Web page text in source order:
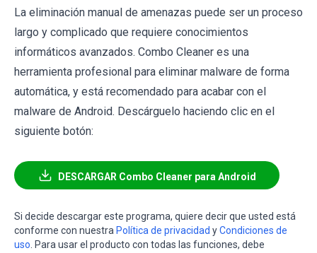
La eliminación manual de amenazas puede ser un proceso
largo y complicado que requiere conocimientos
informáticos avanzados. Combo Cleaner es una
herramienta profesional para eliminar malware de forma
automática, y está recomendado para acabar con el
malware de Android. Descárguelo haciendo clic en el
siguiente botón:
DESCARGAR Combo Cleaner para Android
Si decide descargar este programa, quiere decir que usted está
conforme con nuestra Política de privacidad yCondiciones de
uso . Para usar el producto con todas las funciones, debe